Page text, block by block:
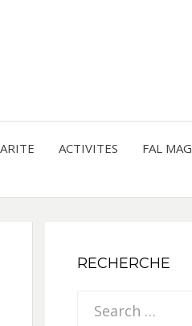
ACTIVITES FAL MAG
RECHERCHE
Search